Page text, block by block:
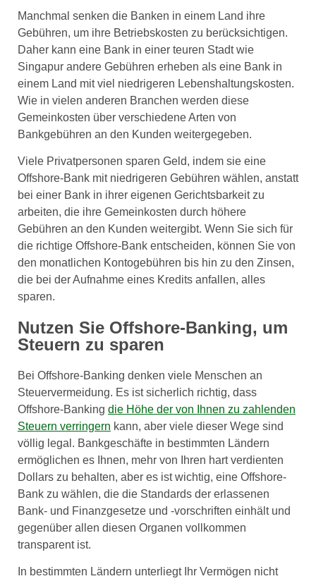
Manchmal senken die Banken in einem Land ihre
Gebühren, um ihre Betriebskosten zu berücksichtigen.
Daher kann eine Bank in einer teuren Stadt wie
Singapur andere Gebühren erheben als eine Bank in
einem Land mit viel niedrigeren Lebenshaltungskosten.
Wie in vielen anderen Branchen werden diese
Gemeinkosten über verschiedene Arten von
Bankgebühren an den Kunden weitergegeben.
Viele Privatpersonen sparen Geld, indem sie eine
Offshore-Bank mit niedrigeren Gebühren wählen, anstatt
bei einer Bank in ihrer eigenen Gerichtsbarkeit zu
arbeiten, die ihre Gemeinkosten durch höhere
Gebühren an den Kunden weitergibt. Wenn Sie sich für
die richtige Offshore-Bank entscheiden, können Sie von
den monatlichen Kontogebühren bis hin zu den Zinsen,
die bei der Aufnahme eines Kredits anfallen, alles
sparen.
Nutzen Sie Offshore-Banking, um
Steuern zu sparen
Bei Offshore-Banking denken viele Menschen an
Steuervermeidung. Es ist sicherlich richtig, dass
Offshore-Banking die Höhe der von Ihnen zu zahlenden
Steuern verringern kann, aber viele dieser Wege sind
völlig legal. Bankgeschäfte in bestimmten Ländern
ermöglichen es Ihnen, mehr von Ihren hart verdienten
Dollars zu behalten, aber es ist wichtig, eine Offshore-
Bank zu wählen, die die Standards der erlassenen
Bank- und Finanzgesetze und -vorschriften einhält und
gegenüber allen diesen Organen vollkommen
transparent ist.
In bestimmten Ländern unterliegt Ihr Vermögen nicht